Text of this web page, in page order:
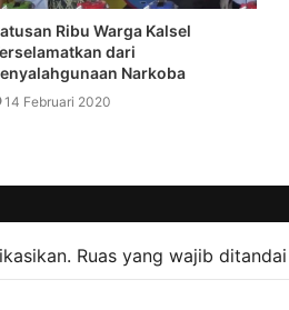
Ribu Warga Kalsel
dari
Narkoba
14 Februari 2020
Ruas yang wajib ditandai